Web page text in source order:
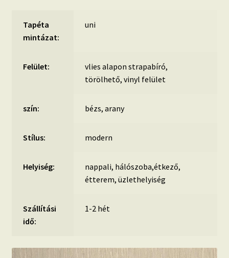
Tapéta
mintázat:
uni
Felület:
vlies alapon strapabíró,
törölhető, vinyl felület
szín: bézs, arany
Stílus: modern
Helyiség:
nappali, hálószoba,étkező,
étterem, üzlethelyiség
Szállítási
idő:
1-2 hét